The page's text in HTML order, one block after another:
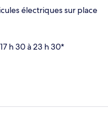
électriques sur place
h 30 à 23 h 30*